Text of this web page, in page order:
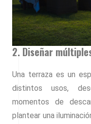
2. Diseñar
Una terraza es un
distintos usos,
momentos de
plantear una